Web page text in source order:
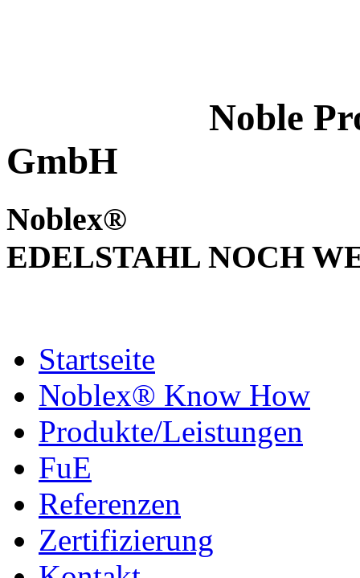
Noble
GmbH
Noblex®
EDELSTAHL NOCH
Startseite
Noblex® Know How
Produkte/Leistungen
FuE
Referenzen
Zertifizierung